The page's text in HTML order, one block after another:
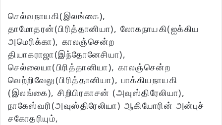
செல்வநாயகி(இலங்கை),
தாமோதரன்(பிரித்தானியா), லோகநாயகி(ஐக்கிய
அமெரிக்கா), காலஞ்சென்ற
தியாகராஜா(இந்தோனேசியா),
செல்லையா(பிரித்தானியா), காலஞ்சென்ற
வெற்றிவேலு(பிரித்தானியா), பாக்கியநாயகி
(இலங்கை), சிறிபிரகாசன் (அவுஸ்திரேலியா),
நாகேஸ்வரி(அவுஸ்திரேலியா) ஆகியோரின் அன்புச்
சகோதரியும்,